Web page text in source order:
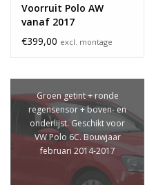
Voorruit Polo AW
vanaf 2017
€399,00 excl. montage
Groen getint + ronde
regensensor + boven- en
onderlijst. Geschikt voor
VW Polo 6C. Bouwjaar
februari 2014-2017